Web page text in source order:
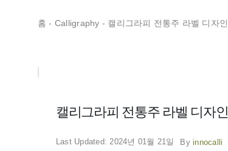
Calligraphy
3D Cartoon Animation
홈 - Calligraphy - 캘리그라피 전통주 라벨 디자인
캘리그라피 전통주 라벨 디자인
Last Updated: 2024년 01월 21일 Byinnocalli